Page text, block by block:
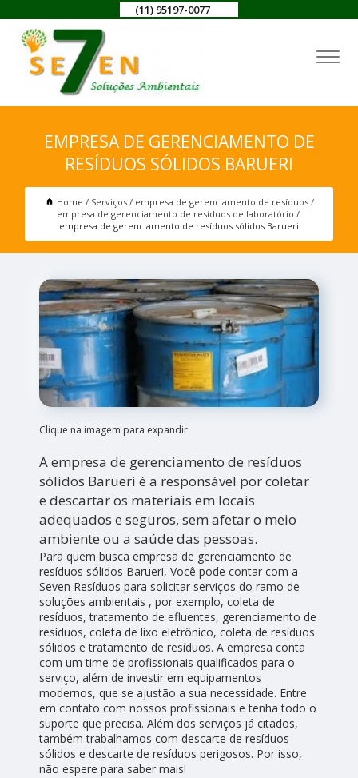
(11) 95197-0077
EMPRESA DE GERENCIAMENTO DE
RESÍDUOS SÓLIDOS BARUERI
Home Serviços
empresa de gerenciamento de resíduos
empresa de gerenciamento de resíduos de laboratório
empresa de gerenciamento de resíduos sólidos Barueri
Clique na imagem para expandir
A empresa de gerenciamento de resíduos
sólidos Barueri é a responsável por coletar
e descartar os materiais em locais
adequados e seguros, sem afetar o meio
ambiente ou a saúde das pessoas.
Para quem busca empresa de gerenciamento de
resíduos sólidos Barueri, Você pode contar com a
Seven Resíduos para solicitar serviços do ramo de
soluções ambientais , por exemplo, coleta de
resíduos, tratamento de efluentes, gerenciamento de
resíduos, coleta de lixo eletrônico, coleta de resíduos
sólidos e tratamento de resíduos. A empresa conta
com um time de profissionais qualificados para o
serviço, além de investir em equipamentos
modernos, que se ajustão a sua necessidade. Entre
em contato com nossos profissionais e tenha todo o
suporte que precisa. Além dos serviços já citados,
também trabalhamos com descarte de resíduos
sólidos e descarte de resíduos perigosos. Por isso,
não espere para saber mais!